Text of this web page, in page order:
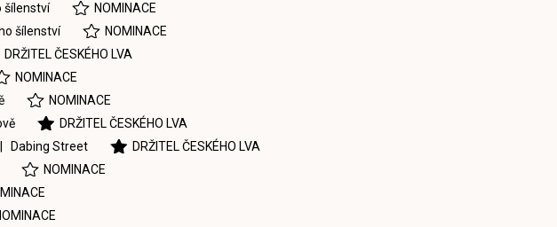
šílenství
NOMINACE
šílenství
NOMINACE
DRŽITEL ČESKÉHO LVA
NOMINACE
NOMINACE
DRŽITEL ČESKÉHO LVA
Dabing Street
DRŽITEL ČESKÉHO LVA
NOMINACE